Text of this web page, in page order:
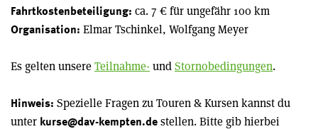
Fahrtkostenbeteiligung: ca. 7 € für ungefähr 100 km
Organisation: Elmar Tschinkel, Wolfgang Meyer
Es gelten unsereTeilnahme-undStornobedingungen.
Hinweis: Spezielle Fragen zu Touren & Kursen kannst du
unter kurse@dav-kempten.de stellen. Bitte gib hierbei